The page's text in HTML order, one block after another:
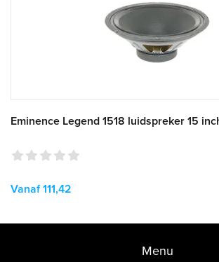
Eminence Legend 1518 luidspreker 15
Vanaf 111,42
Menu